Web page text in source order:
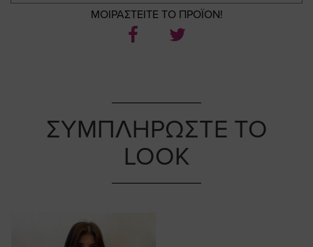
ΜΟΙΡΑΣΤΕΙΤΕ ΤΟ ΠΡΟΪΟΝ!
ΣΥΜΠΛΗΡΩΣΤΕ ΤΟ
LOOK